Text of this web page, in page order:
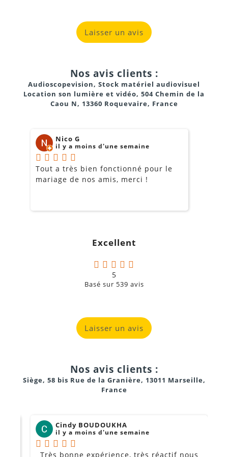
Laisser un avis
Nos avis clients :
Audioscopevision, Stock matériel audiovisuel
Location son lumière et vidéo, 504 Chemin de la
Caou N, 13360 Roquevaire, France
Nico G
il y a moins d'une semaine
Tout a très bien fonctionné pour le
mariage de nos amis, merci !
Excellent
5
Basé sur 539 avis
Laisser un avis
Nos avis clients :
Siège, 58 bis Rue de la Granière, 13011 Marseille,
France
Cindy BOUDOUKHA
il y a moins d'une semaine
Très bonne expérience, très réactif nous